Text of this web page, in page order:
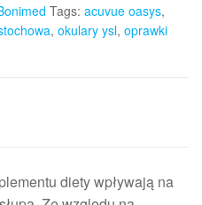
Tags: acuvue oasys,
, okulary ysl, oprawki
diety wpływają na